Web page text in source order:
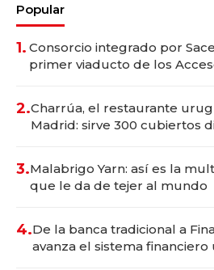
Popular
1. Consorcio integrado por
primer viaducto de los
2.Charrúa, el restaurante
Madrid: sirve 300 cubiertos
3.Malabrigo Yarn: así es la
que le da de tejer al mundo
4.De la banca tradicional a
avanza el sistema